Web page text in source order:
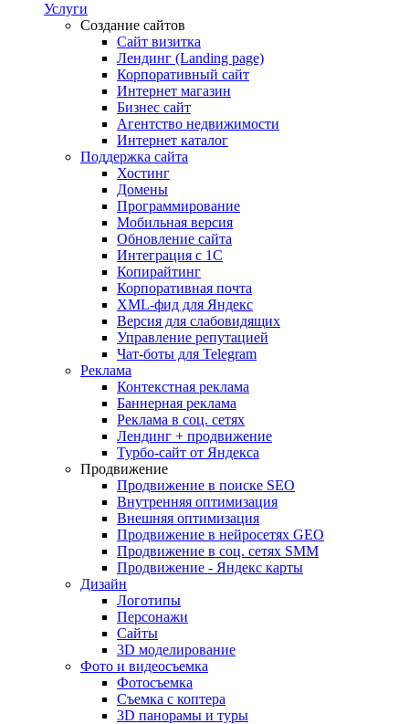
Услуги
Создание сайтов
Сайт визитка
Лендинг (Landing page)
Корпоративный сайт
Интернет магазин
Бизнес сайт
Агентство недвижимости
Интернет каталог
Поддержка сайта
Хостинг
Домены
Программирование
Мобильная версия
Обновление сайта
Интеграция с 1С
Копирайтинг
Корпоративная почта
XML-фид для Яндекс
Версия для слабовидящих
Управление репутацией
Чат-боты для Telegram
Реклама
Контекстная реклама
Баннерная реклама
Реклама в соц. сетях
Лендинг + продвижение
Турбо-сайт от Яндекса
Продвижение
Продвижение в поиске SEO
Внутренняя оптимизация
Внешняя оптимизация
Продвижение в нейросетях GEO
Продвижение в соц. сетях SMM
Продвижение - Яндекс карты
Дизайн
Логотипы
Персонажи
Сайты
3D моделирование
Фото и видеосъемка
Фотосъемка
Съемка с коптера
3D панорамы и туры